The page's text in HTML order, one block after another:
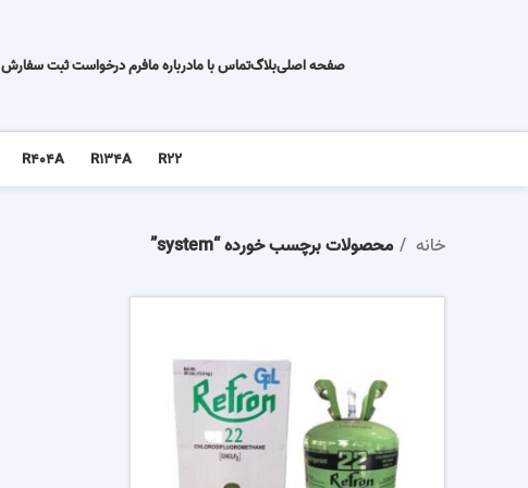
صفحه اصلیبلاگتماس با مادرباره مافرم درخواست ثبت سفارش
R22
R134A
R404A
خانه محصولات برچسب خورده “system”